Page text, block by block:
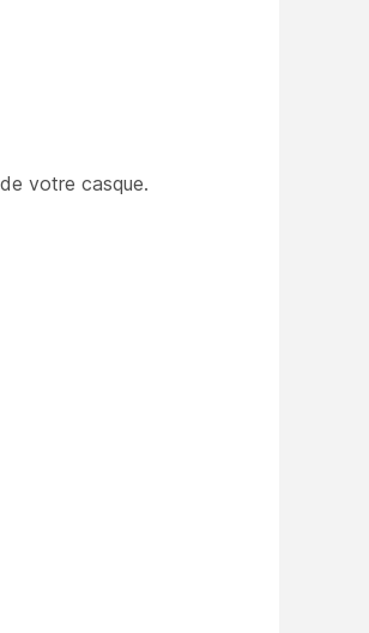
votre casque.